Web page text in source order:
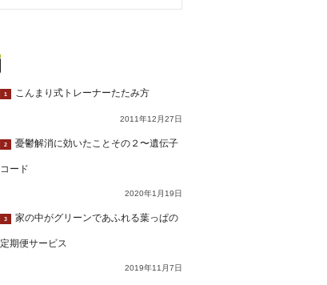
1 こんまり式トレーナーたたみ方
2011年12月27日
2 憂鬱解消に効いたことその２〜遺伝子
コード
2020年1月19日
3 家の中がグリーンであふれる葉っぱの
定期便サービス
2019年11月7日